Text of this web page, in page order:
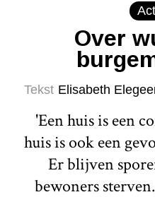
Over
Tekst Elisabeth
'Een huis is een
huis is ook een
Er blijven
bewoners